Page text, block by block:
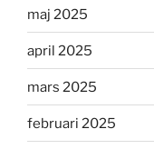
maj 2025
april 2025
mars 2025
februari 2025